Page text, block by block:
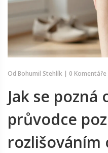
Od Bohumil Stehlík | 0 Komentáře
Jak se
průvodce
rozlišováním